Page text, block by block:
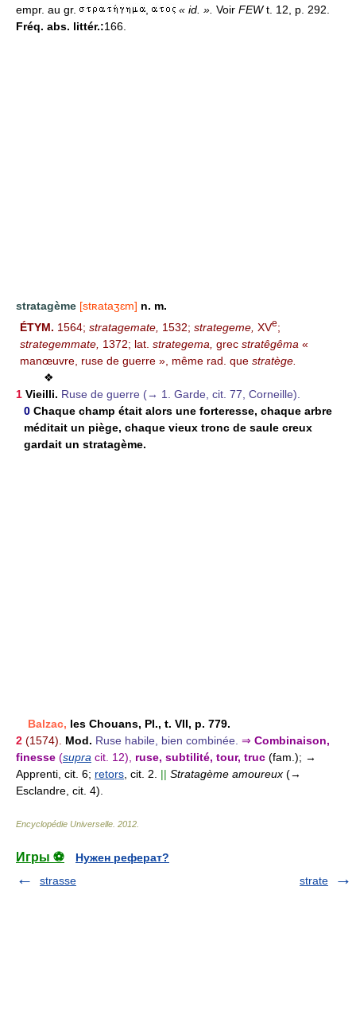
empr. au gr. , « id. ». Voir FEWt. 12, p. 292.
Fréq. abs. littér.:166.
stratagème [stʀataʒɛm] n. m.
ÉTYM. 1564; stratagemate, 1532; strategeme, XVe;
strategemmate, 1372; lat. strategema, grec stratêgêma «
manœuvre, ruse de guerre », même rad. que stratège.
❖
1 Vieilli. Ruse de guerre (→ 1. Garde, cit. 77, Corneille).
0 Chaque champ était alors une forteresse, chaque arbre
méditait un piège, chaque vieux tronc de saule creux
gardait un stratagème.
Balzac, les Chouans, Pl., t. VII, p. 779.
2 (1574). Mod. Ruse habile, bien combinée. ⇒ Combinaison,
finesse (supra cit. 12), ruse, subtilité, tour, truc (fam.); →
Apprenti, cit. 6; retors , cit. 2. || Stratagème amoureux (→
Esclandre, cit. 4).
Encyclopédie Universelle 2012
Игры ⚽
Нужен реферат?
strasse
strate